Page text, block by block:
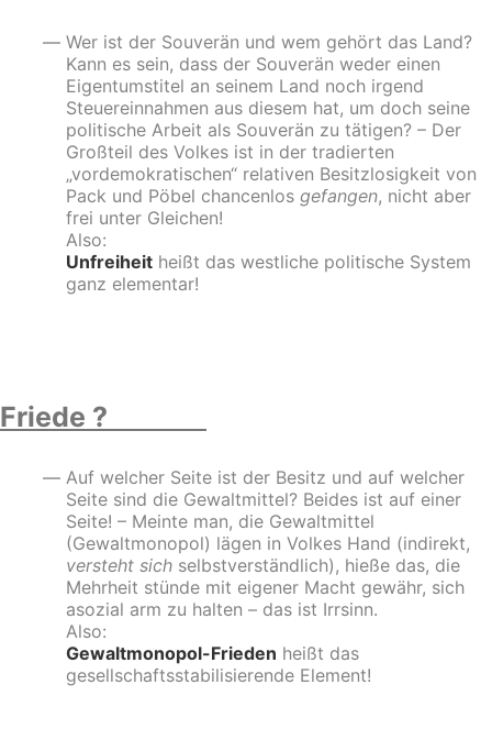
Wer ist der Souverän und wem gehört das Land?
Kann es sein, dass der Souverän weder einen
Eigentumstitel an seinem Land noch irgend
Steuereinnahmen aus diesem hat, um doch seine
politische Arbeit als Souverän zu tätigen? – Der
Großteil des Volkes ist in der tradierten
„vordemokratischen“ relativen Besitzlosigkeit von
Pack und Pöbel chancenlos gefangen, nicht aber
frei unter Gleichen!
Also:
Unfreiheit heißt das westliche politische System
ganz elementar!
Friede ?
Auf welcher Seite ist der Besitz und auf welcher
Seite sind die Gewaltmittel? Beides ist auf einer
Seite! – Meinte man, die Gewaltmittel
(Gewaltmonopol) lägen in Volkes Hand (indirekt,
versteht sich selbstverständlich), hieße das, die
Mehrheit stünde mit eigener Macht gewähr, sich
asozial arm zu halten – das ist Irrsinn.
Also:
Gewaltmonopol-Frieden heißt das
gesellschaftsstabilisierende Element!